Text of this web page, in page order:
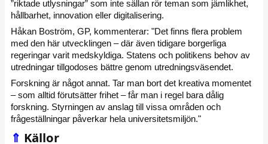
”riktade utlysningar” som inte sällan rör teman som jämlikhet,
hållbarhet, innovation eller digitalisering.
Håkan Boström, GP, kommenterar: "Det finns flera problem
med den här utvecklingen – där även tidigare borgerliga
regeringar varit medskyldiga. Statens och politikens behov av
utredningar tillgodoses bättre genom utredningsväsendet.
Forskning är något annat. Tar man bort det kreativa momentet
– som alltid förutsätter frihet – får man i regel bara dålig
forskning. Styrningen av anslag till vissa områden och
frågeställningar påverkar hela universitetsmiljön."
⇑ Källor